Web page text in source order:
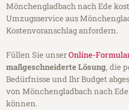
Mönchengladbach nach Ede
Umzugsservice aus
Kostenvoranschlag anfordern.
Füllen Sie unserOnline-
maßgeschneiderte Lösung, die
Bedürfnisse und Ihr Budget
von Mönchengladbach nach
können.